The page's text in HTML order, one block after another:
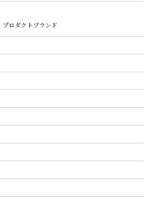
プロダクトブランド